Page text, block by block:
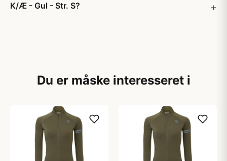
K/Æ - Gul - Str. S?
Du er måske interesseret i